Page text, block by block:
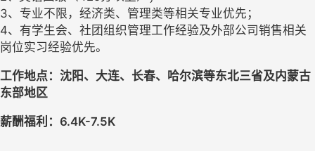
3、专业不限，经济类、管理类等相关专业优先；
4、有学生会、社团组织管理工作经验及外部公司销售相关
岗位实习经验优先。
工作地点：沈阳、大连、长春、哈尔滨等东北三省及内蒙古
东部地区
薪酬福利：6.4K-7.5K